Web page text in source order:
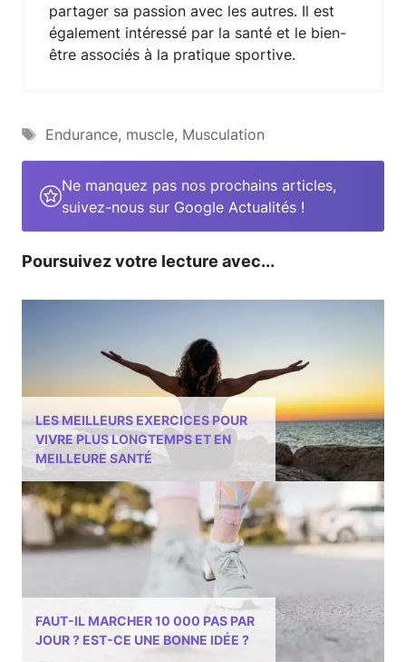
partager sa passion avec les autres. Il est
également intéressé par la santé et le bien-
être associés à la pratique sportive.
Étiquettes
Endurance, muscle, Musculation
Ne manquez pas nos prochains articles,
suivez-nous sur Google Actualités !
LES MEILLEURS EXERCICES POUR
VIVRE PLUS LONGTEMPS ET EN
MEILLEURE SANTÉ
FAUT-IL MARCHER 10 000 PAS PAR
JOUR ? EST-CE UNE BONNE IDÉE ?
Poursuivez votre lecture avec...